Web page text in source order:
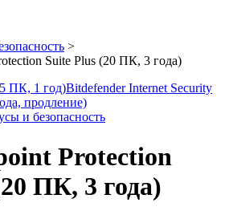
>
Suite Plus (20 ПК, 3 года)
ПК, 1 год)Bitdefender Internet Security
продление)
и безопасность
Protection
ПК, 3 года)